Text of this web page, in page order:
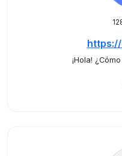
¡Hola!